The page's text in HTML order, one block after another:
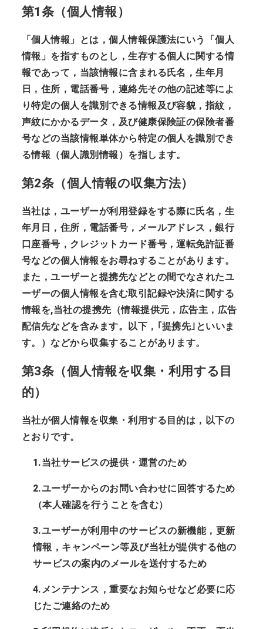
第1条（個人情報）
「個人情報」とは，個人情報保護法にいう「個人
情報」を指すものとし，生存する個人に関する情
報であって，当該情報に含まれる氏名，生年月
日，住所，電話番号，連絡先その他の記述等によ
り特定の個人を識別できる情報及び容貌，指紋，
声紋にかかるデータ，及び健康保険証の保険者番
号などの当該情報単体から特定の個人を識別でき
る情報（個人識別情報）を指します。
第2条（個人情報の収集方法）
当社は，ユーザーが利用登録をする際に氏名，生
年月日，住所，電話番号，メールアドレス，銀行
口座番号，クレジットカード番号，運転免許証番
号などの個人情報をお尋ねすることがあります。
また，ユーザーと提携先などとの間でなされたユ
ーザーの個人情報を含む取引記録や決済に関する
情報を,当社の提携先（情報提供元，広告主，広告
配信先などを含みます。以下，｢提携先｣といいま
す。）などから収集することがあります。
第3条（個人情報を収集・利用する目
的）
当社が個人情報を収集・利用する目的は，以下の
とおりです。
1.当社サービスの提供・運営のため
2.ユーザーからのお問い合わせに回答するため
（本人確認を行うことを含む）
3.ユーザーが利用中のサービスの新機能，更新
情報，キャンペーン等及び当社が提供する他の
サービスの案内のメールを送付するため
4.メンテナンス，重要なお知らせなど必要に応
じたご連絡のため